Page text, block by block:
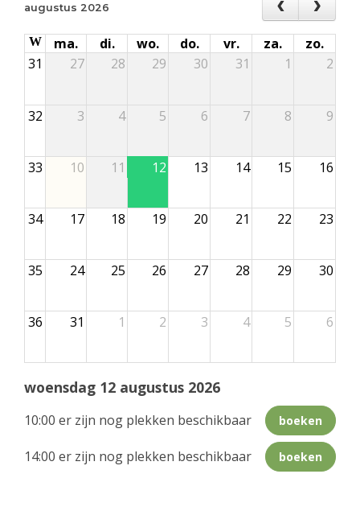
augustus 2026
W ma. di. wo. do. vr. za.
zo.
31
27 28 29 30 31 1 2
32 3 4 5 6 7 8 9
33 10 11 12 13 14 15 16
34 17 18 19 20 21 22 23
35 24 25 26 27 28 29 30
36 31 1 2 3 4 5 6
woensdag 12 augustus 2026
10:00 er zijn nog plekken beschikbaar boeken
14:00 er zijn nog plekken beschikbaar boeken